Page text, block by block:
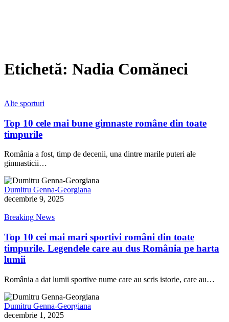
Etichetă: Nadia Comăneci
Alte sporturi
Top 10 cele mai bune gimnaste române din toate
timpurile
România a fost, timp de decenii, una dintre marile puteri ale
gimnasticii…
Dumitru Genna-Georgiana
decembrie 9, 2025
Breaking News
Top 10 cei mai mari sportivi români din toate
timpurile. Legendele care au dus România pe harta
lumii
România a dat lumii sportive nume care au scris istorie, care au…
Dumitru Genna-Georgiana
decembrie 1, 2025